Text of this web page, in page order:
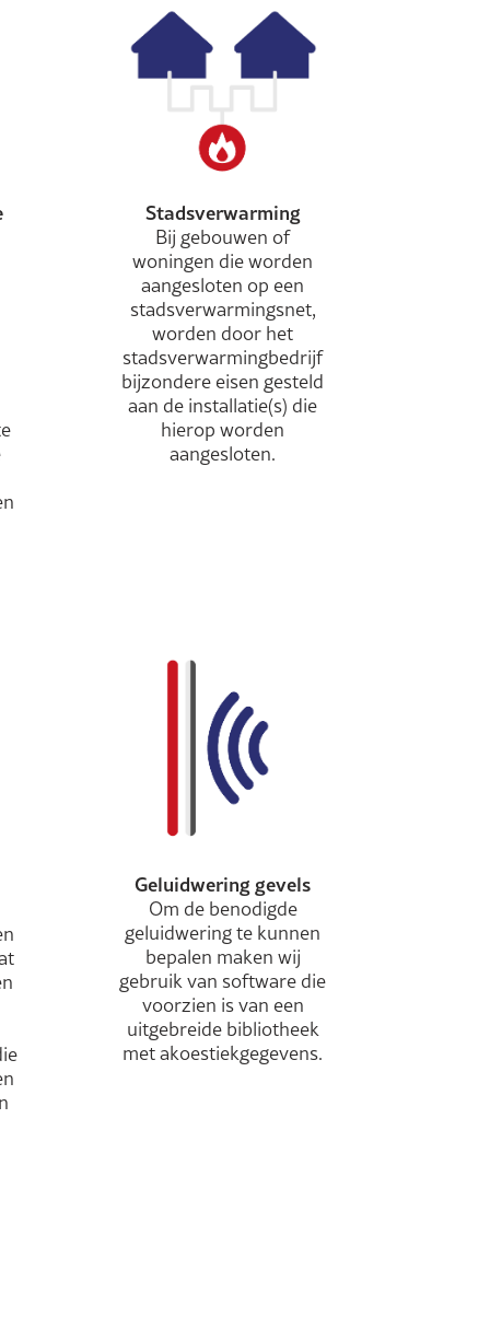
Stadsverwarming
Bij gebouwen of
woningen die worden
aangesloten op een
stadsverwarmingsnet,
worden door het
stadsverwarmingbedrijf
bijzondere eisen gesteld
aan de installatie(s) die
hierop worden
aangesloten.
Geluidwering gevels
Om de benodigde
geluidwering te kunnen
bepalen maken wij
gebruik van software die
voorzien is van een
uitgebreide bibliotheek
met akoestiekgegevens.